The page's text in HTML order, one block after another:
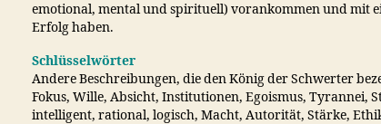
emotional, mental und spirituell) vorankommen und mit
Erfolg haben.
Schlüsselwörter
Andere Beschreibungen, die den König der Schwerter
Fokus, Wille, Absicht, Institutionen, Egoismus, Tyrannei,
intelligent, rational, logisch, Macht, Autorität, Stärke,